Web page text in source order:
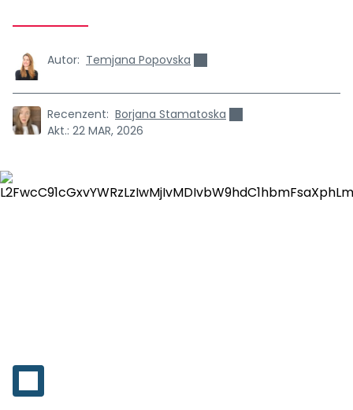
Autor: Temjana Popovska
Recenzent: Borjana Stamatoska
Akt.: 22 MAR, 2026